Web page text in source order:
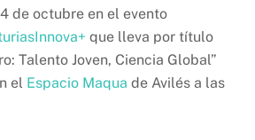
de octubre en el evento
que lleva por título
Talento Joven, Ciencia Global”
el Espacio Maqua de Avilés a las